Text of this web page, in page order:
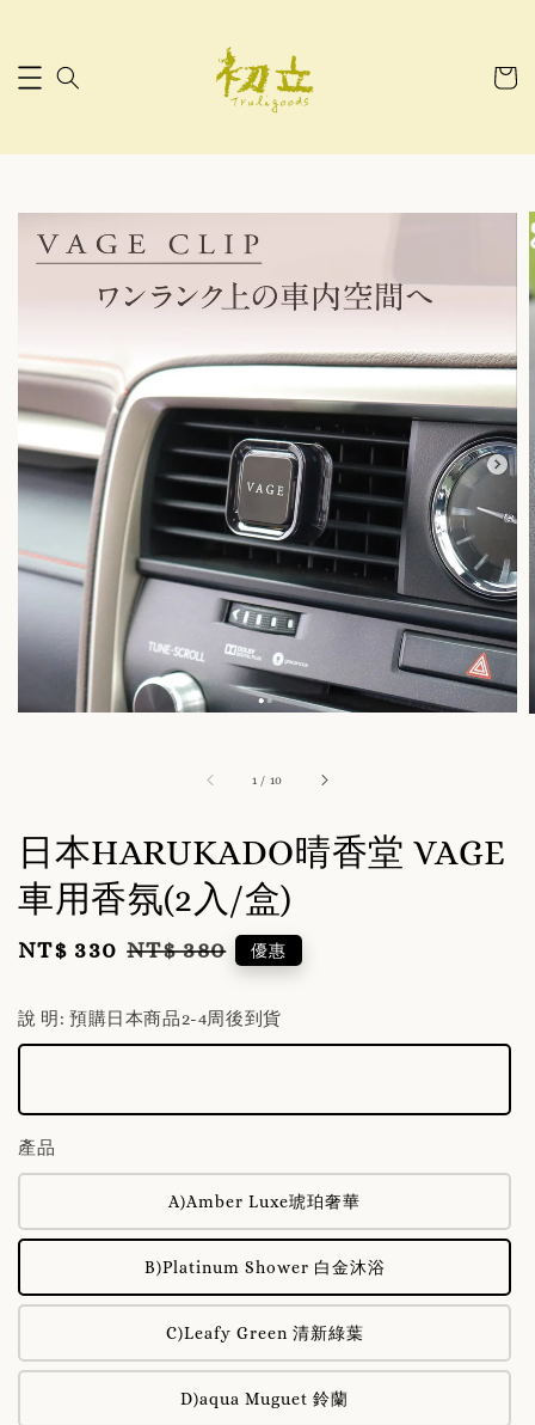
1 / 10
日本HARUKADO晴香堂 VAGE
車用香氛(2入/盒)
Sale
NT$ 330 Regular
NT$ 380 優惠
說 明 : 預購日本商品2-4周後到貨
產品
A)Amber Luxe琥珀奢華
B)Platinum Shower 白金沐浴
C)Leafy Green 清新綠葉
D)aqua Muguet 鈴蘭